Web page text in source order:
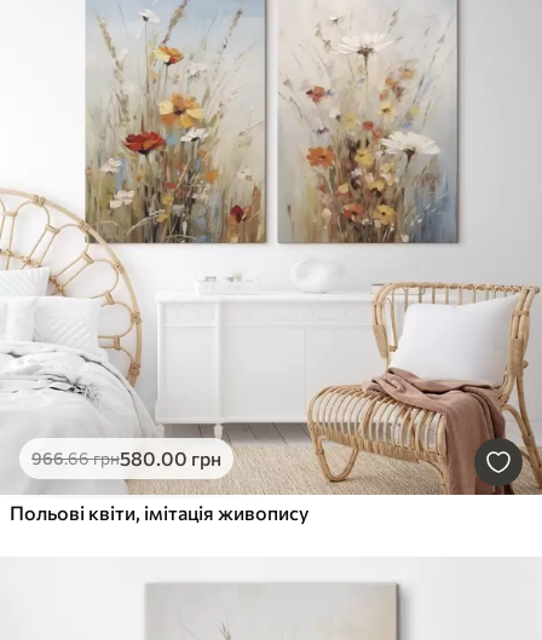
966.66грн580.00 грн
Польові квіти, імітація живопису